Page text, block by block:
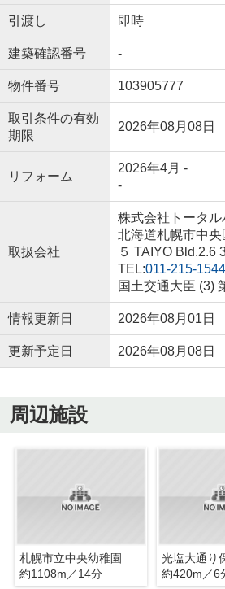
引渡し 即時
建築確認番号 -
物件番号 103905777
取引条件の有効
期限
2026年08月08日
リフォーム
2026年4月 -
-
取扱会社
株式会社トータ
北海道札幌市中央
５ TAIYO Bld.2.6
TEL:011-215-1544
国土交通大臣 (3)
情報更新日 2026年08月01日
更新予定日 2026年08月08日
周辺施設
札幌市立中央幼稚園
約1108m／14分
光塩大通り
約420m／6